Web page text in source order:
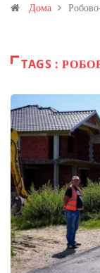
Иловица и со
Дома
TAGS :